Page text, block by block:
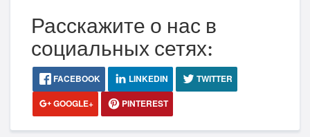
Расскажите о нас в
социальных сетях:
FACEBOOK LINKEDIN
TWITTER
GOOGLE+
PINTEREST